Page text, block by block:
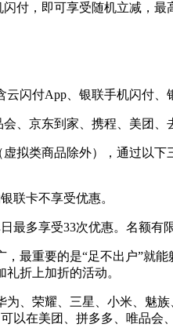
付，即可享受随机立减，最
闪付App、银联手机闪付、
、京东到家、携程、美团、
拟类商品除外），通过以
联卡不享受优惠。
最多享受33次优惠。名额有
，最重要的是“足不出户”就
折上加折的活动。
为、荣耀、三星、小米、魅
以在美团、拼多多、唯品会